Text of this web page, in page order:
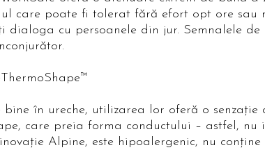
care poate fi tolerat fără efort opt ore
dialoga cu persoanele din jur. Semnalele
în ureche, utilizarea lor oferă o
care preia forma conductului – astfel, nu
Alpine, este hipoalergenic, nu